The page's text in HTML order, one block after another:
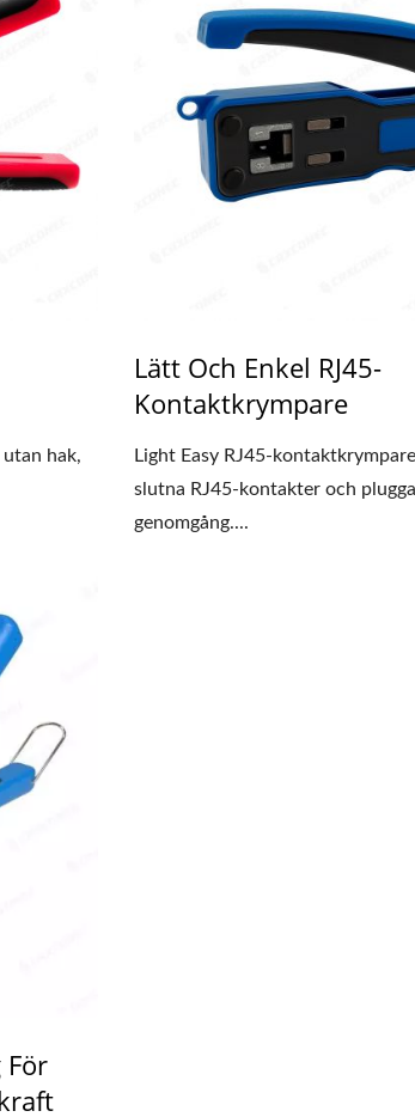
hak,
Lätt Och Enkel RJ45-
Kontaktkrympare
Light Easy RJ45-
slutna RJ45-kontakter och
genomgång....
För